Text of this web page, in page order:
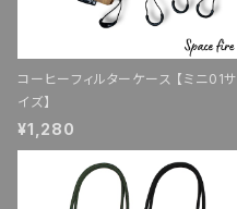
コーヒーフィルターケース 【ミニ01サ
イズ】
¥1,280